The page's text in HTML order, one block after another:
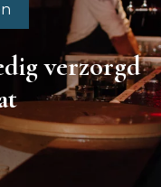
verzorgd